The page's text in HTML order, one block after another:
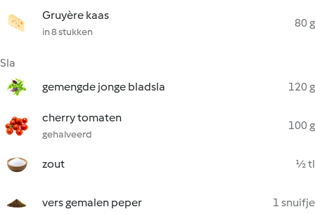
Gruyère kaas
in 8 stukken
80 g
Sla
gemengde jonge bladsla
120 g
cherry tomaten
gehalveerd
100 g
zout ½ tl
vers gemalen peper 1 snuifje